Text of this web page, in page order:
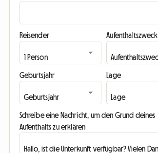
Reisender Aufenthaltszweck
Geburtsjahr Lage
Schreibe eine Nachricht, um den Grund deines
Aufenthalts zu erklären